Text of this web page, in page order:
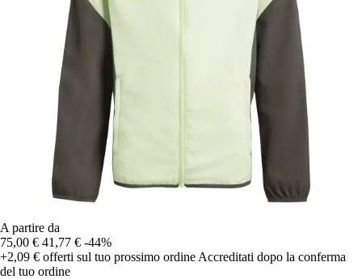
A partire da
75,00 € 41,77 € -44%
+2,09 € offerti sul tuo prossimo ordine Accreditati dopo la conferma
del tuo ordine